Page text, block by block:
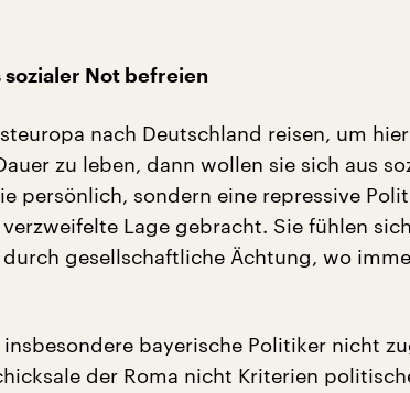
sozialer Not befreien
nach Deutschland reisen, um
zu leben, dann wollen sie sich aus
persönlich, sondern eine repressive
Lage gebracht. Sie fühlen
gesellschaftliche Ächtung, wo
bayerische Politiker nicht
der Roma nicht Kriterien